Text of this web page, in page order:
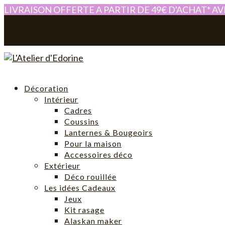
LIVRAISON OFFERTE A PARTIR DE 49€ D'ACHAT*
Décoration
Intérieur
Cadres
Coussins
Lanternes & Bougeoirs
Pour la maison
Accessoires déco
Extérieur
Déco rouillée
Les idées Cadeaux
Jeux
Kit rasage
Alaskan maker